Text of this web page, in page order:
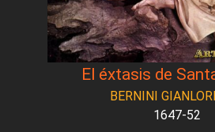
El éxtasis de
BERNINI
1647-52